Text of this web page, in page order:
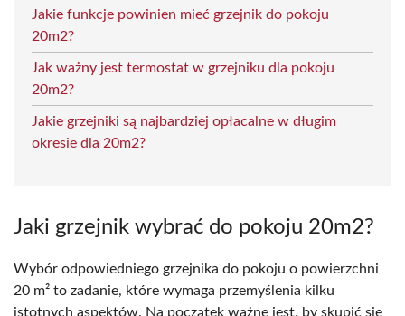
Jakie funkcje powinien mieć grzejnik do pokoju
20m2?
Jak ważny jest termostat w grzejniku dla pokoju
20m2?
Jakie grzejniki są najbardziej opłacalne w długim
okresie dla 20m2?
Jaki grzejnik wybrać do pokoju 20m2?
Wybór odpowiedniego grzejnika do pokoju o powierzchni
20 m² to zadanie, które wymaga przemyślenia kilku
istotnych aspektów. Na początek ważne jest, by skupić się